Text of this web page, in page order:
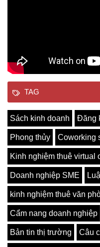
TAG
Sách kinh doanh Đăng
Phong thủy Coworking
Kinh nghiệm thuê virtual
Doanh nghiệp SME
kinh nghiệm thuê văn
Cẩm nang doanh nghiệp
Bản tin thị trường Câu